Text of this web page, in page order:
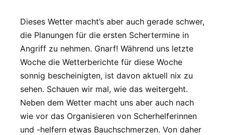
Dieses Wetter macht’s aber auch gerade schwer,
die Planungen für die ersten Schertermine in
Angriff zu nehmen. Gnarf! Während uns letzte
Woche die Wetterberichte für diese Woche
sonnig bescheinigten, ist davon aktuell nix zu
sehen. Schauen wir mal, wie das weitergeht.
Neben dem Wetter macht uns aber auch nach
wie vor das Organisieren von Scherhelferinnen
und -helfern etwas Bauchschmerzen. Von daher